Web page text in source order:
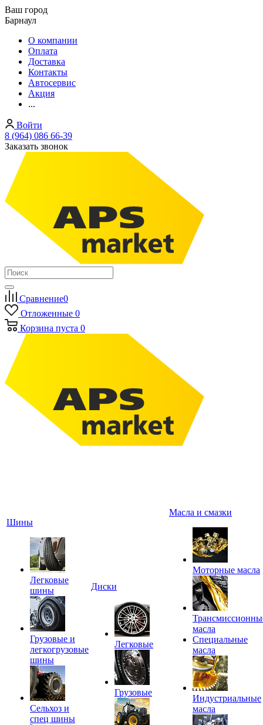
Ваш город
Барнаул
О компании
Оплата
Доставка
Контакты
Автосервис
Акция
...
Войти
8 (964) 086 66-39
Заказать звонок
Сравнение0
Отложенные 0
Корзина пуста 0
Шины
Легковые
шины
Грузовые и
легкогрузовые
шины
Сельхоз и
спец шины
Диски
Легковые
Грузовые
Масла и смазки
Моторные масла
масла
Специальные
масла
Индустриальные
масла